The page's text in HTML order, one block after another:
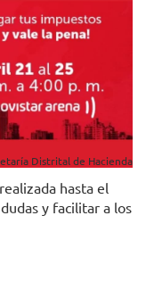
Distrital de Hacienda
hasta el
y facilitar a los